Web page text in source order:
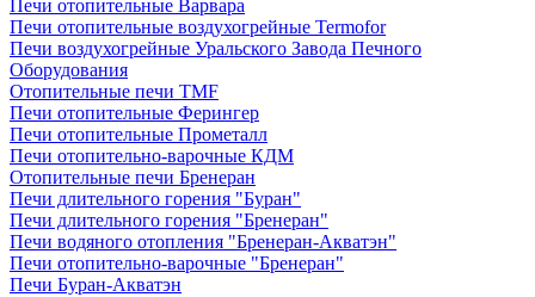
Печи отопительные Варвара
Печи отопительные воздухогрейные Termofor
Печи воздухогрейные Уральского Завода Печного
Оборудования
Отопительные печи TMF
Печи отопительные Ферингер
Печи отопительные Прометалл
Печи отопительно-варочные КДМ
Отопительные печи Бренеран
Печи длительного горения "Буран"
Печи длительного горения "Бренеран"
Печи водяного отопления "Бренеран-Акватэн"
Печи отопительно-варочные "Бренеран"
Печи Буран-Акватэн